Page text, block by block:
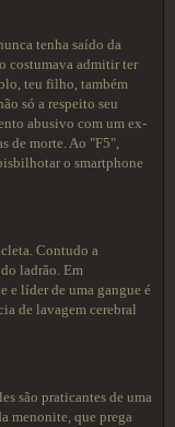
tenha saído da
costumava admitir ter
teu filho, também
só a respeito seu
abusivo com um ex-
de morte. Ao "F5",
o smartphone
Contudo a
ladrão. Em
líder de uma gangue é
de lavagem cerebral
são praticantes de uma
menonite, que prega